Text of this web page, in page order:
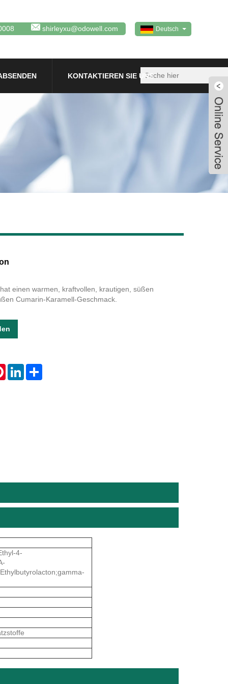
Deutsch
shirleyxu@odowell.com
KONTAKTIEREN SIE UNS
einen warmen, kraftvollen, krautigen, süßen
Cumarin-Karamell-Geschmack.
PinterestLinkedInShare
4-